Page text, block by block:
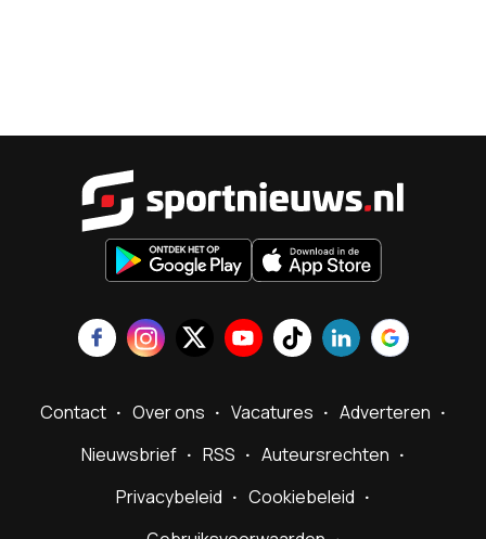
Contact Over ons Vacatures
Adverteren
Nieuwsbrief
RSS
Auteursrechten
Privacybeleid
Cookiebeleid